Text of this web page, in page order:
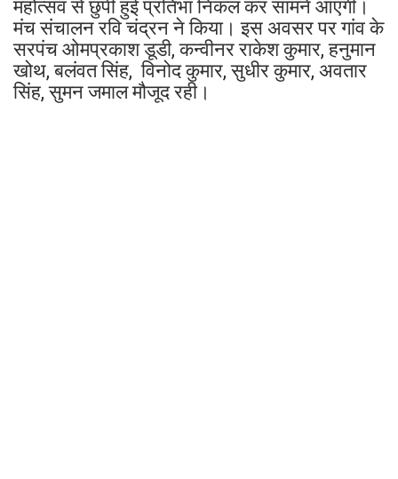
महोत्सव से छुपी हुई प्रतिभा निकल कर सामने आएगी।
मंच संचालन रवि चंद्रन ने किया। इस अवसर पर गांव के
सरपंच ओमप्रकाश डूडी, कन्वीनर राकेश कुमार, हनुमान
खोथ, बलंवत सिंह, विनोद कुमार, सुधीर कुमार, अवतार
सिंह, सुमन जमाल मौजूद रही।